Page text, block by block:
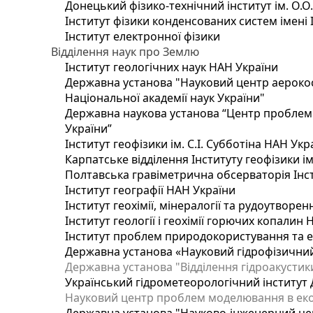
Донецький фізико-технічний інститут ім.
Інститут фізики конденсованих систем
Інститут електронної фізики
Відділення наук про Землю
Інститут геологічних наук НАН України
Державна установа "Науковий центр
Національної академії наук України"
Державна наукова установа “Центр проблем
України”
Інститут геофізики ім. С.І. Субботіна НАН
Карпатське відділення Інституту геофізики
Полтавська гравіметрична обсерваторія
Інститут географії НАН України
Інститут геохімії, мінералогії та
Інститут геології і геохімії горючих
Інститут проблем природокористування та
Державна установа «Науковий
Державна установа "Відділення
Український гідрометеорологічний
Науковий центр проблем моделювання в